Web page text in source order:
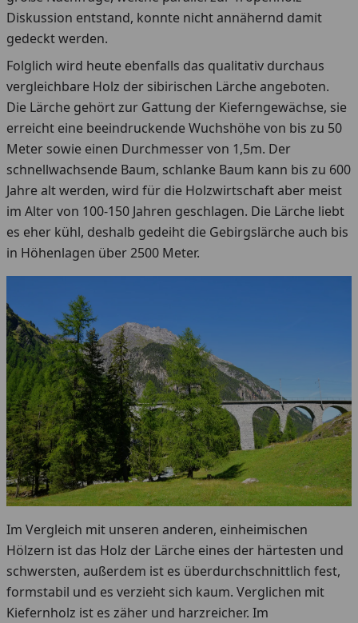
Diskussion entstand, konnte nicht annähernd damit
gedeckt werden.
Folglich wird heute ebenfalls das qualitativ durchaus
vergleichbare Holz der sibirischen Lärche angeboten.
Die Lärche gehört zur Gattung der Kieferngewächse, sie
erreicht eine beeindruckende Wuchshöhe von bis zu 50
Meter sowie einen Durchmesser von 1,5m. Der
schnellwachsende Baum, schlanke Baum kann bis zu 600
Jahre alt werden, wird für die Holzwirtschaft aber meist
im Alter von 100-150 Jahren geschlagen. Die Lärche liebt
es eher kühl, deshalb gedeiht die Gebirgslärche auch bis
in Höhenlagen über 2500 Meter.
Im Vergleich mit unseren anderen, einheimischen
Hölzern ist das Holz der Lärche eines der härtesten und
schwersten, außerdem ist es überdurchschnittlich fest,
formstabil und es verzieht sich kaum. Verglichen mit
Kiefernholz ist es zäher und harzreicher. Im